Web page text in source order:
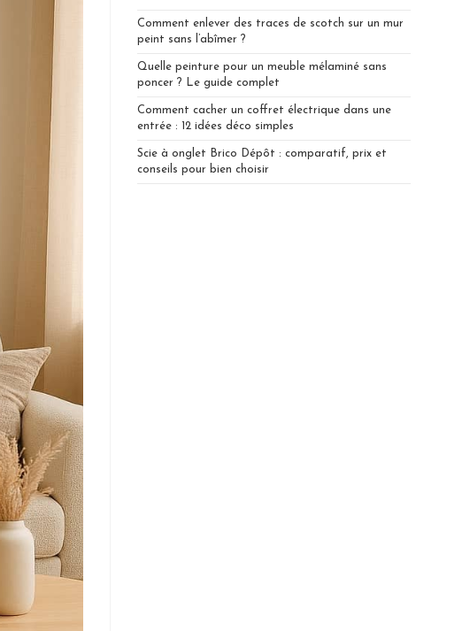
Comment enlever des traces de scotch sur un mur
peint sans l’abîmer ?
Quelle peinture pour un meuble mélaminé sans
poncer ? Le guide complet
Comment cacher un coffret électrique dans une
entrée : 12 idées déco simples
Scie à onglet Brico Dépôt : comparatif, prix et
conseils pour bien choisir